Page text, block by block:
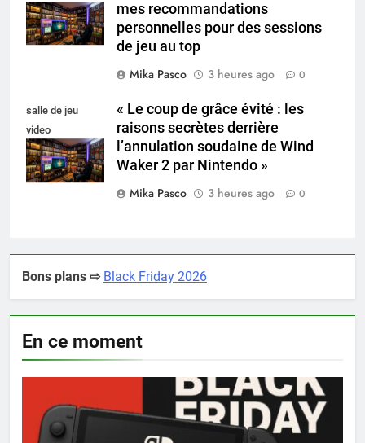
collectionneur
mes recommandations
personnelles pour des sessions
de jeu au top
Mika Pasco
3 heures ago 0
salle de jeu
video
collectionneur
« Le coup de grâce évité : les
raisons secrètes derrière
l’annulation soudaine de Wind
Waker 2 par Nintendo »
Mika Pasco
3 heures ago 0
Bons plans ⇨ Black Friday 2026
En ce moment